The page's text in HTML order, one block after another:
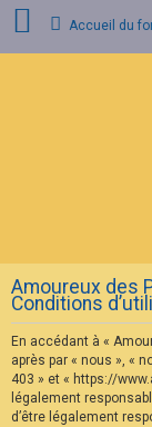
I
n
s
c
r
i
p
t
Accueil du
Amoureux des
Conditions
En accédant à «
après par « nous », «
403 » et « https://
légalement
d’être légalement